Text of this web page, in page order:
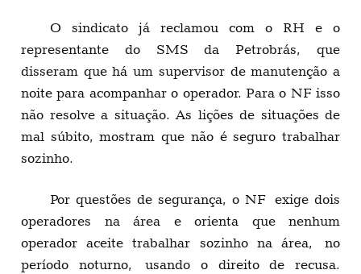
O sindicato já reclamou com o RH e o
representante do SMS da Petrobrás, que
disseram que há um supervisor de manutenção a
noite para acompanhar o operador. Para o NF isso
não resolve a situação. As lições de situações de
mal súbito, mostram que não é seguro trabalhar
sozinho.
Por questões de segurança, o NF exige dois
operadores na área e orienta que nenhum
operador aceite trabalhar sozinho na área, no
período noturno, usando o direito de recusa.